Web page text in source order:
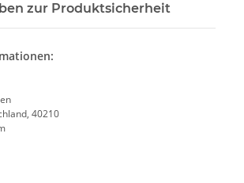
zur Produktsicherheit
40210